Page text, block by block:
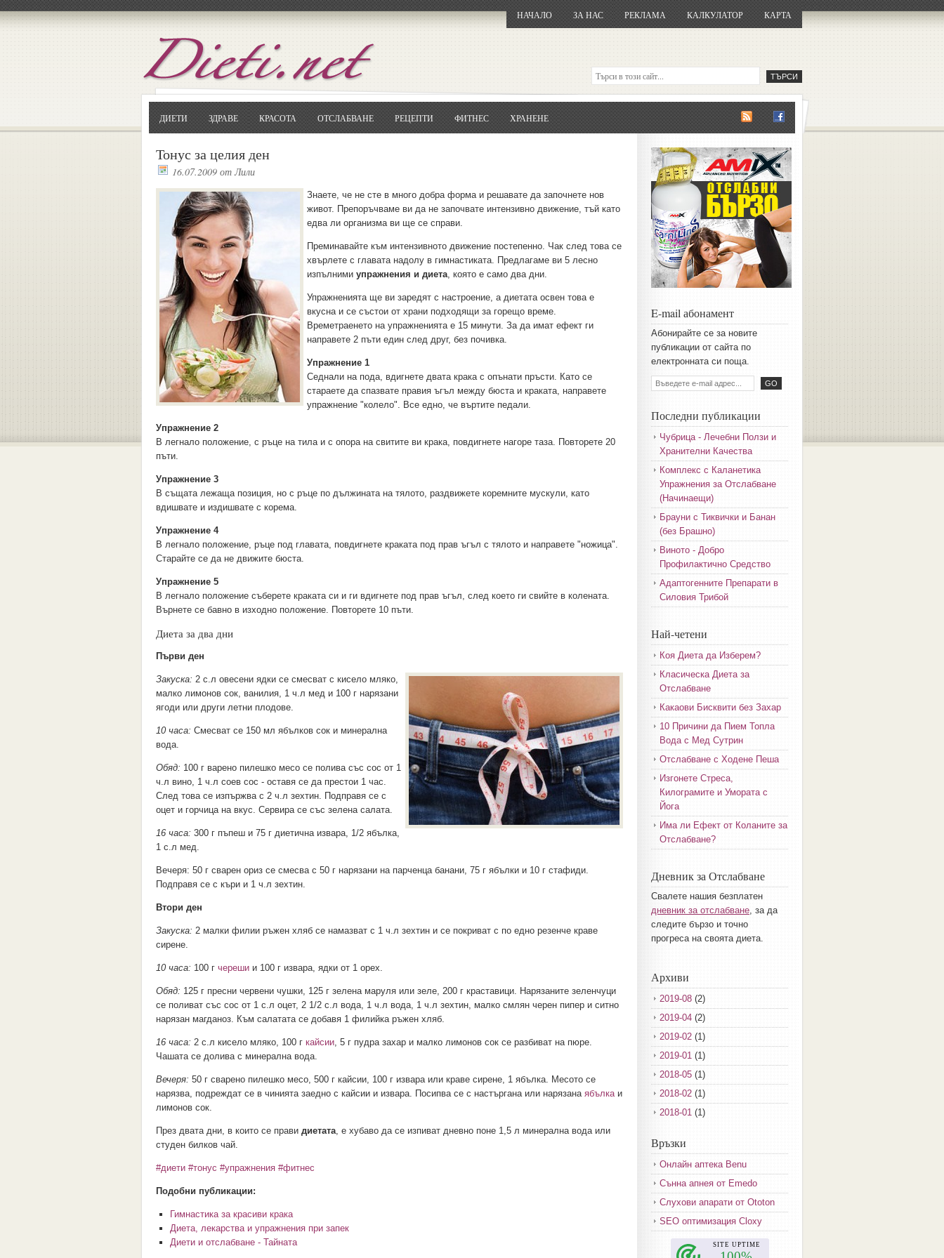
НАЧАЛО ЗА НАС РЕКЛАМА КАЛКУЛАТОР КАРТА
ДИЕТИ ЗДРАВЕ КРАСОТА ОТСЛАБВАНЕ РЕЦЕПТИ ФИТНЕС ХРАНЕНЕ
Тонус за целия ден
16.07.2009 отЛили
Знаете, че не сте в много добра форма и решавате да започнете нов
живот. Препоръчваме ви да не започвате интензивно движение, тъй като
едва ли организма ви ще се справи.
Преминавайте към интензивното движение постепенно. Чак след това се
хвърлете с главата надолу в гимнастиката. Предлагаме ви 5 лесно
изпълними упражнения и диета, която е само два дни.
Упражненията ще ви заредят с настроение, а диетата освен това е
вкусна и се състои от храни подходящи за горещо време.
Времетраенето на упражненията е 15 минути. За да имат ефект ги
направете 2 пъти един след друг, без почивка.
Упражнение 1
Седнали на пода, вдигнете двата крака с опънати пръсти. Като се
стараете да спазвате правия ъгъл между бюста и краката, направете
упражнение "колело". Все едно, че въртите педали.
Упражнение 2
В легнало положение, с ръце на тила и с опора на свитите ви крака, повдигнете нагоре таза. Повторете 20
пъти.
Упражнение 3
В същата лежаща позиция, но с ръце по дължината на тялото, раздвижете коремните мускули, като
вдишвате и издишвате с корема.
Упражнение 4
В легнало положение, ръце под главата, повдигнете краката под прав ъгъл с тялото и направете "ножица".
Старайте се да не движите бюста.
Упражнение 5
В легнало положение съберете краката си и ги вдигнете под прав ъгъл, след което ги свийте в колената.
Върнете се бавно в изходно положение. Повторете 10 пъти.
Диета за два дни
Първи ден
Закуска: 2 с.л овесени ядки се смесват с кисело мляко,
малко лимонов сок, ванилия, 1 ч.л мед и 100 г нарязани
ягоди или други летни плодове.
10 часа: Смесват се 150 мл ябълков сок и минерална
вода.
Обяд: 100 г варено пилешко месо се полива със сос от 1
ч.л вино, 1 ч.л соев сос - оставя се да престои 1 час.
След това се изпържва с 2 ч.л зехтин. Подправя се с
оцет и горчица на вкус. Сервира се със зелена салата.
16 часа: 300 г пъпеш и 75 г диетична извара, 1/2 ябълка,
1 с.л мед.
Вечеря: 50 г сварен ориз се смесва с 50 г нарязани на парченца банани, 75 г ябълки и 10 г стафиди.
Подправя се с къри и 1 ч.л зехтин.
Втори ден
Закуска: 2 малки филии ръжен хляб се намазват с 1 ч.л зехтин и се покриват с по едно резенче краве
сирене.
10 часа: 100 г череши и 100 г извара, ядки от 1 орех.
Обяд: 125 г пресни червени чушки, 125 г зелена маруля или зеле, 200 г краставици. Нарязаните зеленчуци
се поливат със сос от 1 с.л оцет, 2 1/2 с.л вода, 1 ч.л вода, 1 ч.л зехтин, малко смлян черен пипер и ситно
нарязан магданоз. Към салатата се добавя 1 филийка ръжен хляб.
16 часа: 2 с.л кисело мляко, 100 г кайсии, 5 г пудра захар и малко лимонов сок се разбиват на пюре.
Чашата се долива с минерална вода.
Вечеря: 50 г сварено пилешко месо, 500 г кайсии, 100 г извара или краве сирене, 1 ябълка. Месото се
нарязва, подреждат се в чинията заедно с кайсии и извара. Посипва се с настъргана или нарязана ябълкаи
лимонов сок.
През двата дни, в които се прави диетата, е хубаво да се изпиват дневно поне 1,5 л минерална вода или
студен билков чай.
#диети #тонус #упражнения #фитнес
Подобни публикации:
Гимнастика за красиви крака
Диета, лекарства и упражнения при запек
Диети и отслабване - Тайната
E-mail абонамент
Aбoниpaйтe ce зa нoвитe
пyбликaции oт caйтa пo
eлeктpoннaтa cи пoщa.
Последни публикации
Чубрица - Лечебни Ползи и
Хранителни Качества
Комплекс с Каланетика
Упражнения за Отслабване
(Начинаещи)
Брауни с Тиквички и Банан
(без Брашно)
Виното - Добро
Профилактично Средство
Адаптогенните Препарати в
Силовия Трибой
Най-четени
Коя Диета да Изберем?
Класическа Диета за
Отслабване
Какаови Бисквити без Захар
10 Причини да Пием Топла
Вода с Мед Сутрин
Отслабване с Ходене Пеша
Изгонете Стреса,
Килограмите и Умората с
Йога
Има ли Ефект от Коланите за
Отслабване?
Дневник за Отслабване
Свалете нашия безплатен
дневник за отслабване, за да
следите бързо и точно
прогреса на своята диета.
ОтворетеGoogle.bg
... и я въведете в полето:
Сваляне
Архиви
2019-08 (2)
2019-04 (2)
2019-02 (1)
2019-01 (1)
2018-05 (1)
2018-02 (1)
2018-01 (1)
2017-11
2017-10 (3)
2017-08(3)
2017-07(1)
2017-06(2)
2017-05(4)
Връзки
Онлайн аптека Benu
Сънна апнея от Emedo
Слухови апарати от Ototon
SEO оптимизация Cloxy